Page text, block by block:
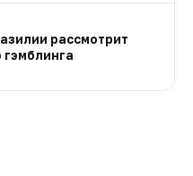
рассмотрит
гэмблинга